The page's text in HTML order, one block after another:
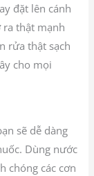
đặt lên cánh
thật mạnh
rửa thật sạch
cho mọi
sẽ dễ dàng
Dùng nước
chóng các cơn